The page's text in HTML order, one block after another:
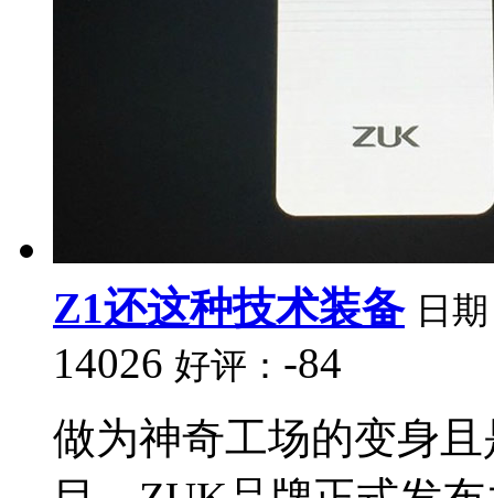
Z1还这种技术装备 日
14026 好评： -84
做为神奇工场的变身